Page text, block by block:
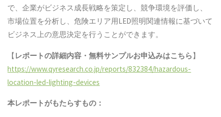
で、企業がビジネス成長戦略を策定し、競争環境を評価し、
市場位置を分析し、危険エリア用LED照明関連情報に基づいて
ビジネス上の意思決定を行うことができます。
【 レポートの詳細内容・無料サンプルお申込みはこちら】
https://www.qyresearch.co.jp/reports/832384/hazardous-
location-led-lighting-devices
本レポートがもたらすもの：